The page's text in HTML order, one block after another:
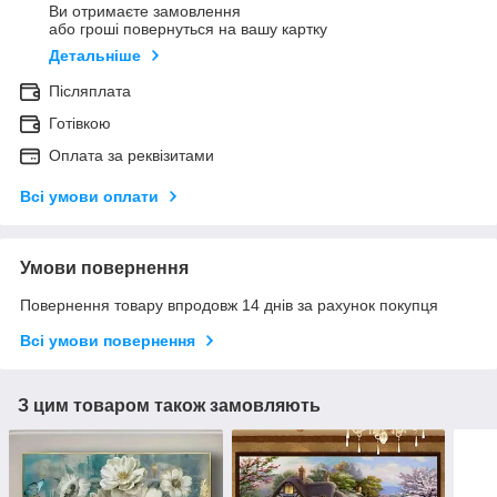
Ви отримаєте замовлення
або гроші повернуться на вашу картку
Детальніше
Післяплата
Готівкою
Оплата за реквізитами
Всі умови оплати
Умови повернення
Повернення товару впродовж 14 днів за рахунок покупця
Всі умови повернення
З цим товаром також замовляють